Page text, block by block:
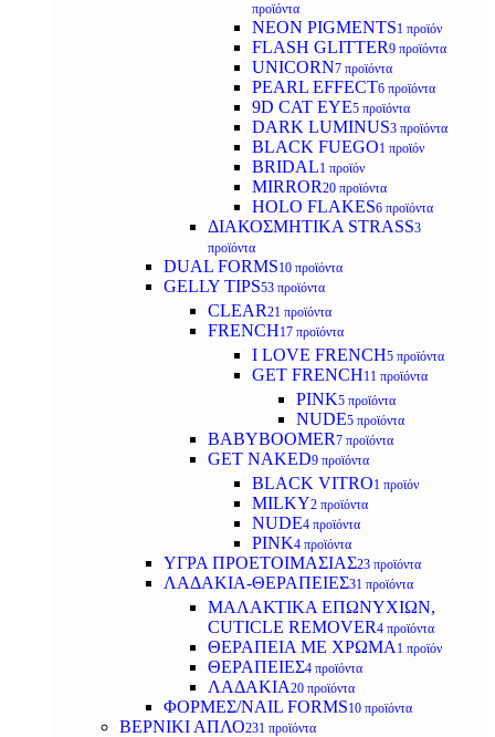
προϊόντα
NEON PIGMENTS1 προϊόν
FLASH GLITTER9 προϊόντα
UNICORN7 προϊόντα
PEARL EFFECT6 προϊόντα
9D CAT EYE5 προϊόντα
DARK LUMINUS3 προϊόντα
BLACK FUEGO1 προϊόν
BRIDAL1 προϊόν
MIRROR20 προϊόντα
HOLO FLAKES6 προϊόντα
ΔΙΑΚΟΣΜΗΤΙΚΑ STRASS3
προϊόντα
DUAL FORMS10 προϊόντα
GELLY TIPS53 προϊόντα
CLEAR21 προϊόντα
FRENCH17 προϊόντα
I LOVE FRENCH5 προϊόντα
GET FRENCH11 προϊόντα
PINK5 προϊόντα
NUDE5 προϊόντα
BABYBOOMER7 προϊόντα
GET NAKED9 προϊόντα
BLACK VITRO1 προϊόν
MILKY2 προϊόντα
NUDE4 προϊόντα
PINK4 προϊόντα
ΥΓΡΑ ΠΡΟΕΤΟΙΜΑΣΙΑΣ23 προϊόντα
ΛΑΔΑΚΙΑ-ΘΕΡΑΠΕΙΕΣ31 προϊόντα
ΜΑΛΑΚΤΙΚΑ ΕΠΩΝΥΧΙΩΝ,
CUTICLE REMOVER4 προϊόντα
ΘΕΡΑΠΕΙΑ ΜΕ ΧΡΩΜΑ 1 προϊόν
ΘΕΡΑΠΕΙΕΣ4 προϊόντα
ΛΑΔΑΚΙΑ20 προϊόντα
ΦΟΡΜΕΣ/NAIL FORMS10 προϊόντα
ΒΕΡΝΙΚΙ ΑΠΛΟ231 προϊόντα